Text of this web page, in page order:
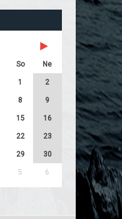
So Ne
1 2
8 9
15 16
22 23
29 30
5 6